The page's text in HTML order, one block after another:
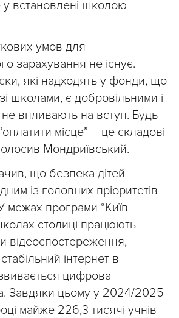
у встановлені школою
умов для
зарахування не існує.
які надходять у фонди, що
школами, є добровільними і
впливають на вступ. Будь-
місце” – це складові
Мондриївський.
що безпека дітей
із головних пріоритетів
межах програми “Київ
столиці працюють
відеоспостереження,
інтернет в
цифрова
Завдяки цьому у 2024/2025
майже 226,3 тисячі учнів